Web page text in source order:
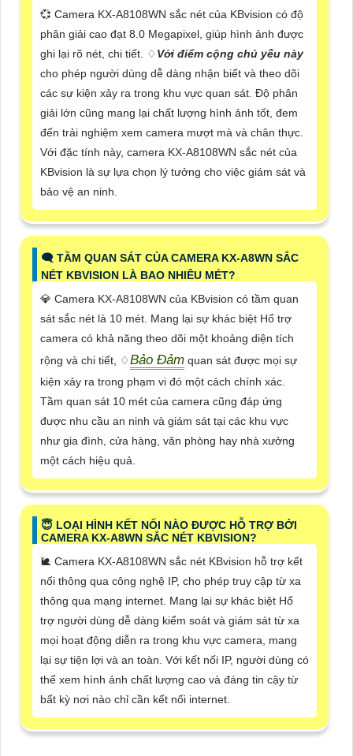
💞 Camera KX-A8108WN sắc nét của KBvision có độ
phân giải cao đạt 8.0 Megapixel, giúp hình ảnh được
ghi lại rõ nét, chi tiết. ♢ Với điểm cộng chủ yếu này
cho phép người dùng dễ dàng nhận biết và theo dõi
các sự kiện xảy ra trong khu vực quan sát. Độ phân
giải lớn cũng mang lại chất lượng hình ảnh tốt, đem
đến trải nghiệm xem camera mượt mà và chân thực.
Với đặc tính này, camera KX-A8108WN sắc nét của
KBvision là sự lựa chọn lý tưởng cho việc giám sát và
bảo vệ an ninh.
🗨️ TẦM QUAN SÁT CỦA CAMERA KX-A8WN SẮC
NÉT KBVISION LÀ BAO NHIÊU MÉT?
💎 Camera KX-A8108WN của KBvision có tầm quan
sát sắc nét là 10 mét. Mang lại sự khác biệt Hổ trợ
camera có khả năng theo dõi một khoảng diện tích
rộng và chi tiết, ♢Bảo Đảm quan sát được mọi sự
kiện xảy ra trong phạm vi đó một cách chính xác.
Tầm quan sát 10 mét của camera cũng đáp ứng
được nhu cầu an ninh và giám sát tại các khu vực
như gia đình, cửa hàng, văn phòng hay nhà xưởng
một cách hiệu quả.
😇 LOẠI HÌNH KẾT NỐI NÀO ĐƯỢC HỖ TRỢ BỞI
CAMERA KX-A8WN SẮC NÉT KBVISION?
🐌 Camera KX-A8108WN sắc nét KBvision hỗ trợ kết
nối thông qua công nghệ IP, cho phép truy cập từ xa
thông qua mạng internet. Mang lại sự khác biệt Hổ
trợ người dùng dễ dàng kiểm soát và giám sát từ xa
mọi hoạt động diễn ra trong khu vực camera, mang
lại sự tiện lợi và an toàn. Với kết nối IP, người dùng có
thể xem hình ảnh chất lượng cao và đáng tin cậy từ
bất kỳ nơi nào chỉ cần kết nối internet.